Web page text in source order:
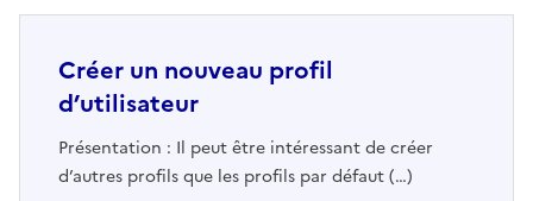
Créer un nouveau profil
d’utilisateur
Présentation : Il peut être intéressant de créer
d’autres profils que les profils par défaut (…)